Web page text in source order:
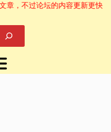
，不过论坛的内容更新更快